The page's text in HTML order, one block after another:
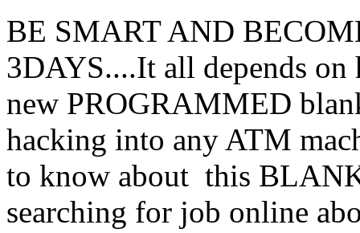
BE SMART AND
3DAYS....It all depends
new PROGRAMMED
hacking into any ATM
to know about this
searching for job online